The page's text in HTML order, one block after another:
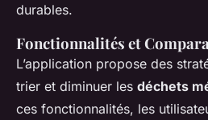
durables.
Fonctionnalités et
L’application propose des
trier et diminuer les déchets
ces fonctionnalités, les